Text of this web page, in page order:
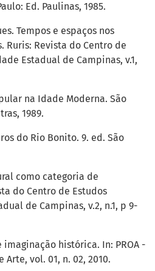
Ed. Paulinas, 1985.
Tempos e espaços nos
Ruris: Revista do Centro de
Estadual de Campinas, v.1,
na Idade Moderna. São
1989.
do Rio Bonito. 9. ed. São
como categoria de
do Centro de Estudos
de Campinas, v.2, n.1, p 9-
imaginação histórica. In: PROA -
vol. 01, n. 02, 2010.